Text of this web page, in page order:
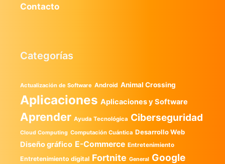
Contacto
Categorías
Actualización de Software Android Animal Crossing
Aplicaciones Aplicaciones y Software
Aprender Ayuda Tecnológica Ciberseguridad
Cloud Computing Computación Cuántica Desarrollo Web
Diseño gráfico E-Commerce Entretenimiento
Entretenimiento digital Fortnite General Google